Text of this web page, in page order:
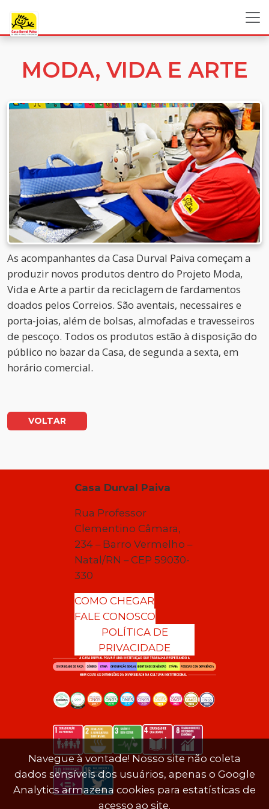
MODA, VIDA E ARTE
As acompanhantes da Casa Durval Paiva começam a
produzir novos produtos dentro do Projeto Moda,
Vida e Arte a partir da reciclagem de fardamentos
doados pelos Correios. São aventais, necessaires e
porta-joias, além de bolsas, almofadas e travesseiros
de pescoço. Todos os produtos estão à disposição do
público no bazar da Casa, de segunda a sexta, em
horário comercial.
VOLTAR
Casa Durval Paiva
Rua Professor
Clementino Câmara,
234 – Barro Vermelho –
Natal/RN – CEP 59030-
330
COMO CHEGAR
FALE CONOSCO
POLÍTICA DE
PRIVACIDADE
Navegue à vontade! Nosso site não coleta
dados sensíveis dos usuários, apenas o Google
Analytics armazena cookies para estatísticas de
acesso ao site.